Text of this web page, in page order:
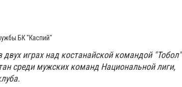
БК "Каспий"
играх над костанайской командой "Тобол"
среди мужских команд Национальной лиги,